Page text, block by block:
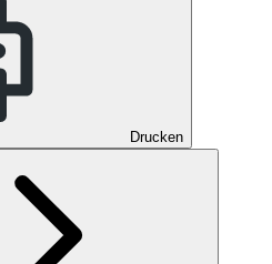
Drucken